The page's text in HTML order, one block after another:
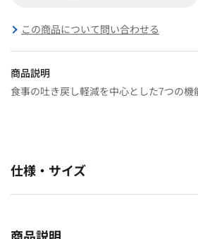
この商品について問い合わせる
商品説明
食事の吐き戻し軽減を中心とした7つの機
仕様・サイズ